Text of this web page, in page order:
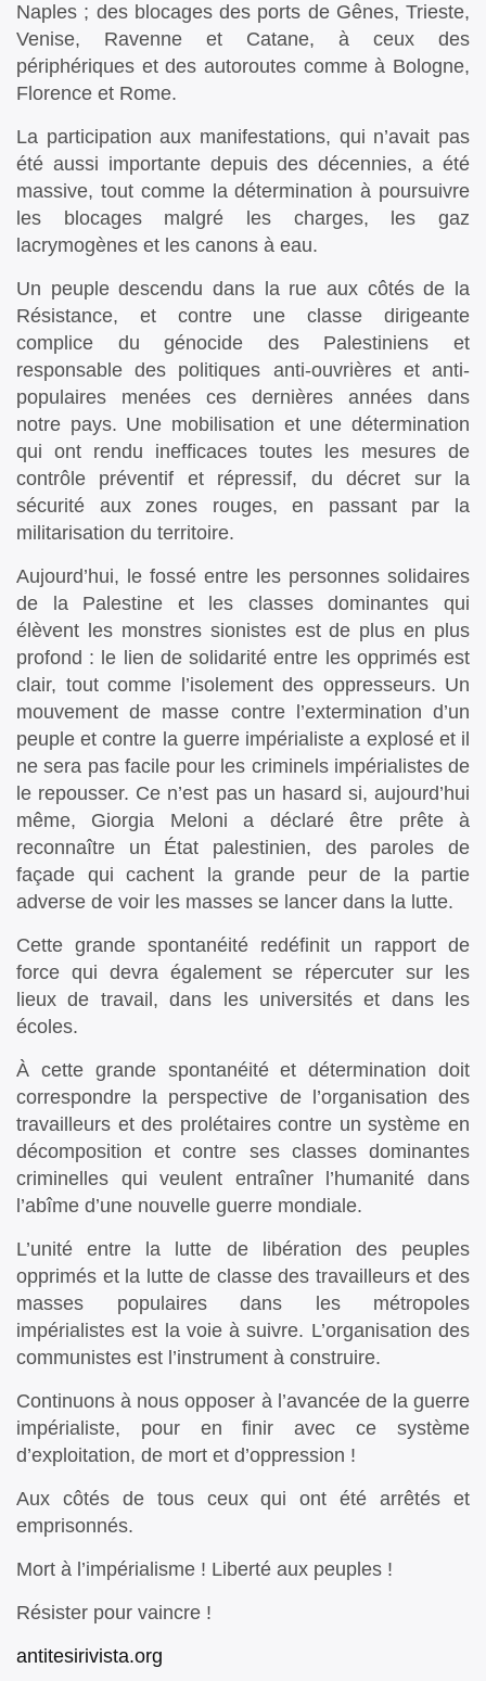
Naples ; des blocages des ports de Gênes, Trieste,
Venise, Ravenne et Catane, à ceux des
périphériques et des autoroutes comme à Bologne,
Florence et Rome.
La participation aux manifestations, qui n’avait pas
été aussi importante depuis des décennies, a été
massive, tout comme la détermination à poursuivre
les blocages malgré les charges, les gaz
lacrymogènes et les canons à eau.
Un peuple descendu dans la rue aux côtés de la
Résistance, et contre une classe dirigeante
complice du génocide des Palestiniens et
responsable des politiques anti-ouvrières et anti-
populaires menées ces dernières années dans
notre pays. Une mobilisation et une détermination
qui ont rendu inefficaces toutes les mesures de
contrôle préventif et répressif, du décret sur la
sécurité aux zones rouges, en passant par la
militarisation du territoire.
Aujourd’hui, le fossé entre les personnes solidaires
de la Palestine et les classes dominantes qui
élèvent les monstres sionistes est de plus en plus
profond : le lien de solidarité entre les opprimés est
clair, tout comme l’isolement des oppresseurs. Un
mouvement de masse contre l’extermination d’un
peuple et contre la guerre impérialiste a explosé et il
ne sera pas facile pour les criminels impérialistes de
le repousser. Ce n’est pas un hasard si, aujourd’hui
même, Giorgia Meloni a déclaré être prête à
reconnaître un État palestinien, des paroles de
façade qui cachent la grande peur de la partie
adverse de voir les masses se lancer dans la lutte.
Cette grande spontanéité redéfinit un rapport de
force qui devra également se répercuter sur les
lieux de travail, dans les universités et dans les
écoles.
À cette grande spontanéité et détermination doit
correspondre la perspective de l’organisation des
travailleurs et des prolétaires contre un système en
décomposition et contre ses classes dominantes
criminelles qui veulent entraîner l’humanité dans
l’abîme d’une nouvelle guerre mondiale.
L’unité entre la lutte de libération des peuples
opprimés et la lutte de classe des travailleurs et des
masses populaires dans les métropoles
impérialistes est la voie à suivre. L’organisation des
communistes est l’instrument à construire.
Continuons à nous opposer à l’avancée de la guerre
impérialiste, pour en finir avec ce système
d’exploitation, de mort et d’oppression !
Aux côtés de tous ceux qui ont été arrêtés et
emprisonnés.
Mort à l’impérialisme ! Liberté aux peuples !
Résister pour vaincre !
antitesirivista.org